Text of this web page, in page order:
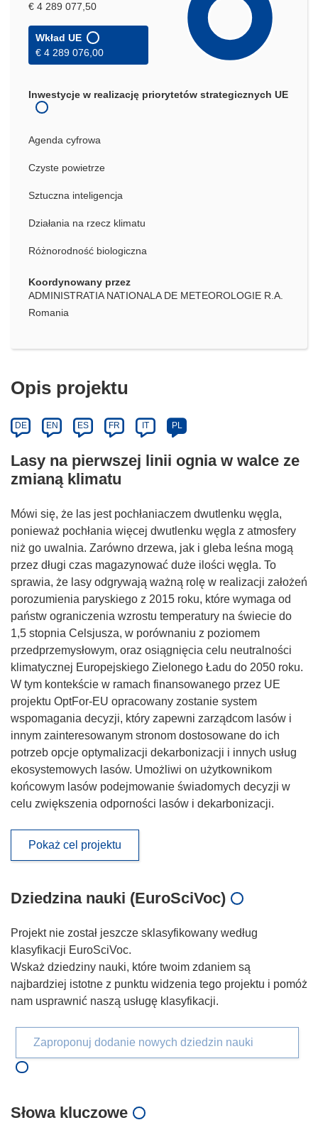
€ 4 289 077,50
Wkład UE
€ 4 289 076,00
Inwestycje w realizację priorytetów strategicznych UE
Agenda cyfrowa
Czyste powietrze
Sztuczna inteligencja
Działania na rzecz klimatu
Różnorodność biologiczna
Koordynowany przez
ADMINISTRATIA NATIONALA DE METEOROLOGIE R.A.
Romania
Opis projektu
DE EN ES FR IT PL
Lasy na pierwszej linii ognia w walce ze
zmianą klimatu
Mówi się, że las jest pochłaniaczem dwutlenku węgla,
ponieważ pochłania więcej dwutlenku węgla z atmosfery
niż go uwalnia. Zarówno drzewa, jak i gleba leśna mogą
przez długi czas magazynować duże ilości węgla. To
sprawia, że lasy odgrywają ważną rolę w realizacji założeń
porozumienia paryskiego z 2015 roku, które wymaga od
państw ograniczenia wzrostu temperatury na świecie do
1,5 stopnia Celsjusza, w porównaniu z poziomem
przedprzemysłowym, oraz osiągnięcia celu neutralności
klimatycznej Europejskiego Zielonego Ładu do 2050 roku.
W tym kontekście w ramach finansowanego przez UE
projektu OptFor-EU opracowany zostanie system
wspomagania decyzji, który zapewni zarządcom lasów i
innym zainteresowanym stronom dostosowane do ich
potrzeb opcje optymalizacji dekarbonizacji i innych usług
ekosystemowych lasów. Umożliwi on użytkownikom
końcowym lasów podejmowanie świadomych decyzji w
celu zwiększenia odporności lasów i dekarbonizacji.
Pokaż cel projektu
Dziedzina nauki (EuroSciVoc)
Projekt nie został jeszcze sklasyfikowany według
klasyfikacji EuroSciVoc.
Wskaż dziedziny nauki, które twoim zdaniem są
najbardziej istotne z punktu widzenia tego projektu i pomóż
nam usprawnić naszą usługę klasyfikacji.
Zaproponuj dodanie nowych dziedzin nauki
Słowa kluczowe